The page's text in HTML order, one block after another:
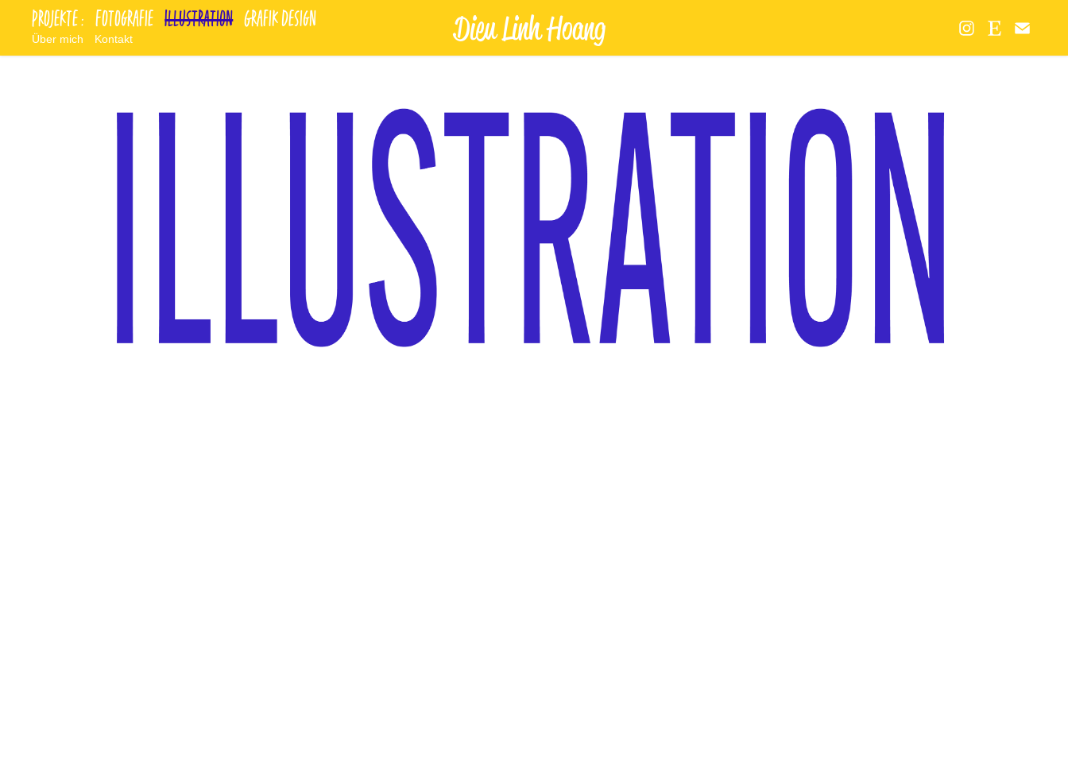
Projekte : Fotografie Illustration Grafik Design
Über mich Kontakt Dieu Linh Hoang